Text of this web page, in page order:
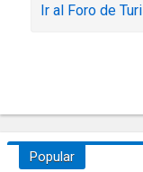
Ir al Foro de
Popular